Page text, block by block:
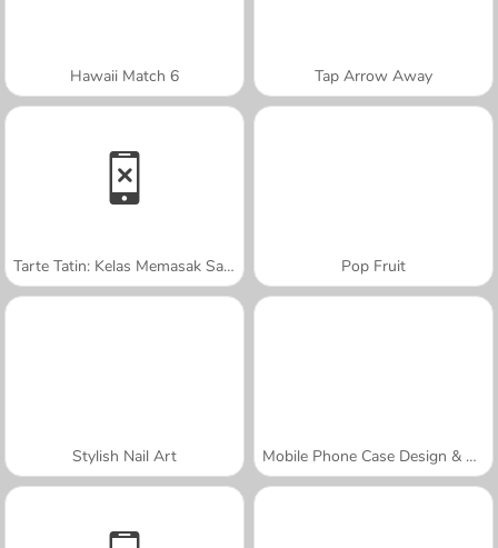
Hawaii Match 6 Tap Arrow Away
Tarte Tatin: Kelas Memasak Sara Pop Fruit
Stylish Nail Art Mobile Phone Case Design & DIY